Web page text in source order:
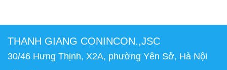
THANH GIANG CONINCON.,JSC
30/46 Hưng Thịnh, X2A, phường Yên Sở, Hà Nội